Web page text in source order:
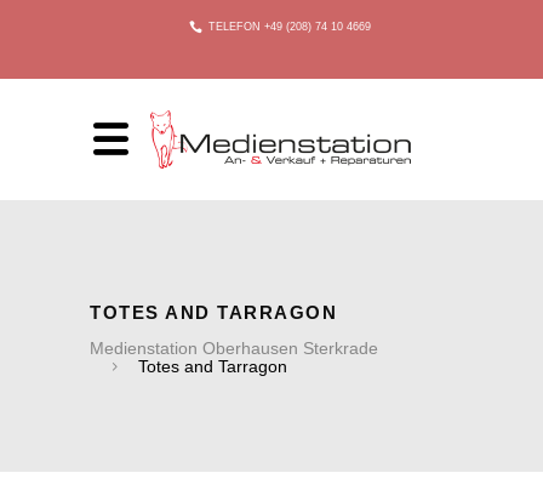
TELEFON +49 (208) 74 10 4669
TOTES AND TARRAGON
Medienstation Oberhausen Sterkrade
Totes and Tarragon